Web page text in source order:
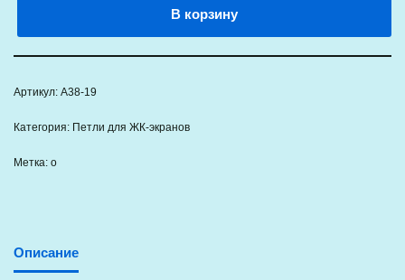
В корзину
Артикул: A38-19
Категория: Петли для ЖК-экранов
Метка: о
Описание